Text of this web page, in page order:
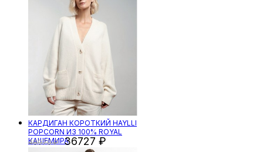
КАРДИГАН КОРОТКИЙ HAYLLI
POPCORN ИЗ 100% ROYAL
КАШЕМИРА
48970 36727